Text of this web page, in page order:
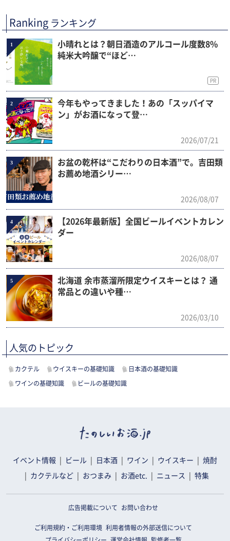
Ranking ランキング
1
小晴れとは？朝日酒造のアルコール度数8%
純米大吟醸で“ほど…
PR
2
今年もやってきました！あの「スッパイマ
ン」がお酒になって登…
2026/07/21
3
お盆の乾杯は“こだわりの日本酒”で。吉田類
お薦め地酒シリー…
2026/08/07
4
【2026年最新版】全国ビールイベントカレン
ダー
2026/08/07
5
北海道 余市蒸溜所限定ウイスキーとは？ 通
常品との違いや種…
2026/03/10
人気のトピック
カクテル ウイスキーの基礎知識 日本酒の基礎知識
ワインの基礎知識 ビールの基礎知識
イベント情報 ビール 日本酒 ワイン ウイスキー 焼酎
カクテルなど おつまみ お酒etc. ニュース 特集
広告掲載について お問い合わせ
ご利用規約・ご利用環境 利用者情報の外部送信について